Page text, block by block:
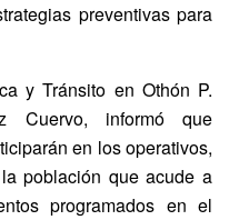
preventivas para
y Tránsito en Othón P.
Cuervo, informó que
en los operativos,
población que acude a
programados en el